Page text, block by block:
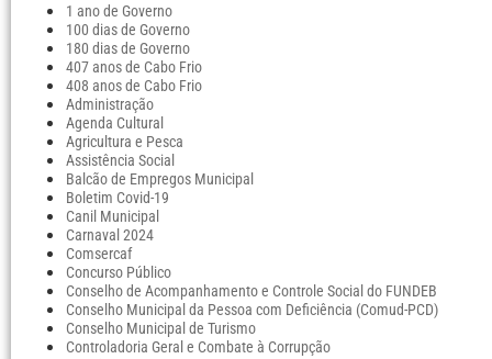
1 ano de Governo
100 dias de Governo
180 dias de Governo
407 anos de Cabo Frio
408 anos de Cabo Frio
Administração
Agenda Cultural
Agricultura e Pesca
Assistência Social
Balcão de Empregos Municipal
Boletim Covid-19
Canil Municipal
Carnaval 2024
Comsercaf
Concurso Público
Conselho de Acompanhamento e Controle Social do FUNDEB
Conselho Municipal da Pessoa com Deficiência (Comud-PCD)
Conselho Municipal de Turismo
Controladoria Geral e Combate à Corrupção